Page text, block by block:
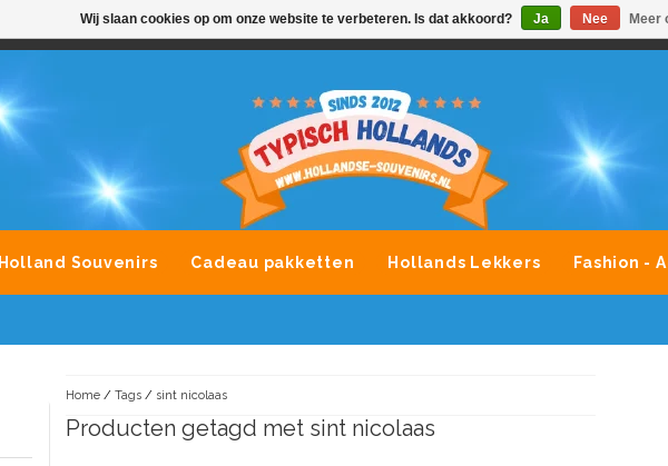
AVONDLEVERING MOGELIJK ALLE MERKEN SOUVENIRS
Holland Souvenirs Cadeau pakketten Hollands Lekkers Fashion -
Home/ Tags/ sint nicolaas
Producten getagd met sint nicolaas
Wij slaan cookies op om onze website te verbeteren. Is dat akkoord? Ja Nee Meer